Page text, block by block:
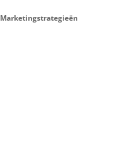
Marketingstrategieën